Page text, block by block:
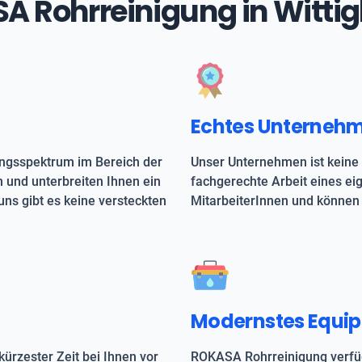
Rohrreinigung in
im Bereich der
und unterbreiten Ihnen ein
gibt es keine versteckten
Echtes
Unser Unternehmen ist
fachgerechte Arbeit eines
MitarbeiterInnen und
Zeit bei Ihnen vor
Modernstes
ROKASA Rohrreinigung